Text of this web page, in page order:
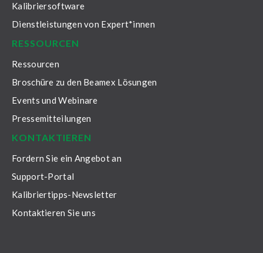
Kalibriersoftware
Dienstleistungen von Expert*innen
RESSOURCEN
Ressourcen
Broschüre zu den Beamex Lösungen
Events und Webinare
Pressemitteilungen
KONTAKTIEREN
Fordern Sie ein Angebot an
Support-Portal
Kalibriertipps-Newsletter
Kontaktieren Sie uns